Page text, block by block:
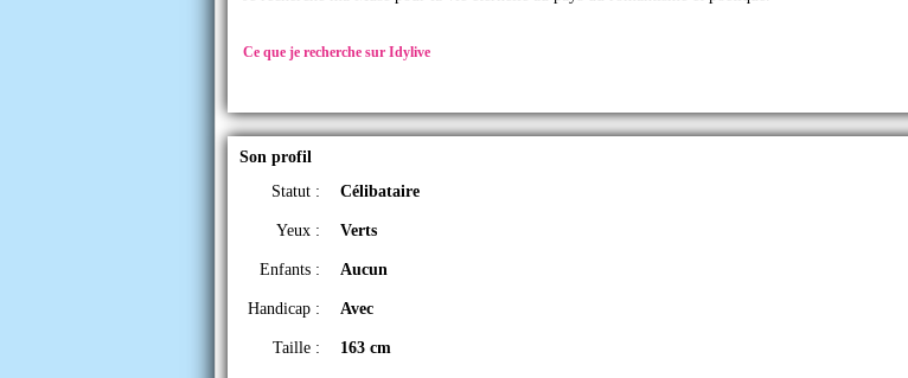
Ce que je recherche sur Idylive
Son profil
Statut :
Célibataire
Yeux : Verts
Enfants : Aucun
Handicap : Avec
Taille : 163 cm